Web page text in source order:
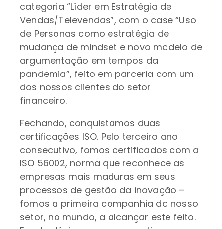
categoria “Líder em Estratégia de
Vendas/Televendas”, com o case “Uso
de Personas como estratégia de
mudança de mindset e novo modelo de
argumentação em tempos da
pandemia”, feito em parceria com um
dos nossos clientes do setor
financeiro.
Fechando, conquistamos duas
certificações ISO. Pelo terceiro ano
consecutivo, fomos certificados com a
ISO 56002, norma que reconhece as
empresas mais maduras em seus
processos de gestão da inovação –
fomos a primeira companhia do nosso
setor, no mundo, a alcançar este feito.